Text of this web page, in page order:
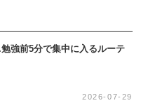
強前5分で集中に入るルーテ
2026-07-29